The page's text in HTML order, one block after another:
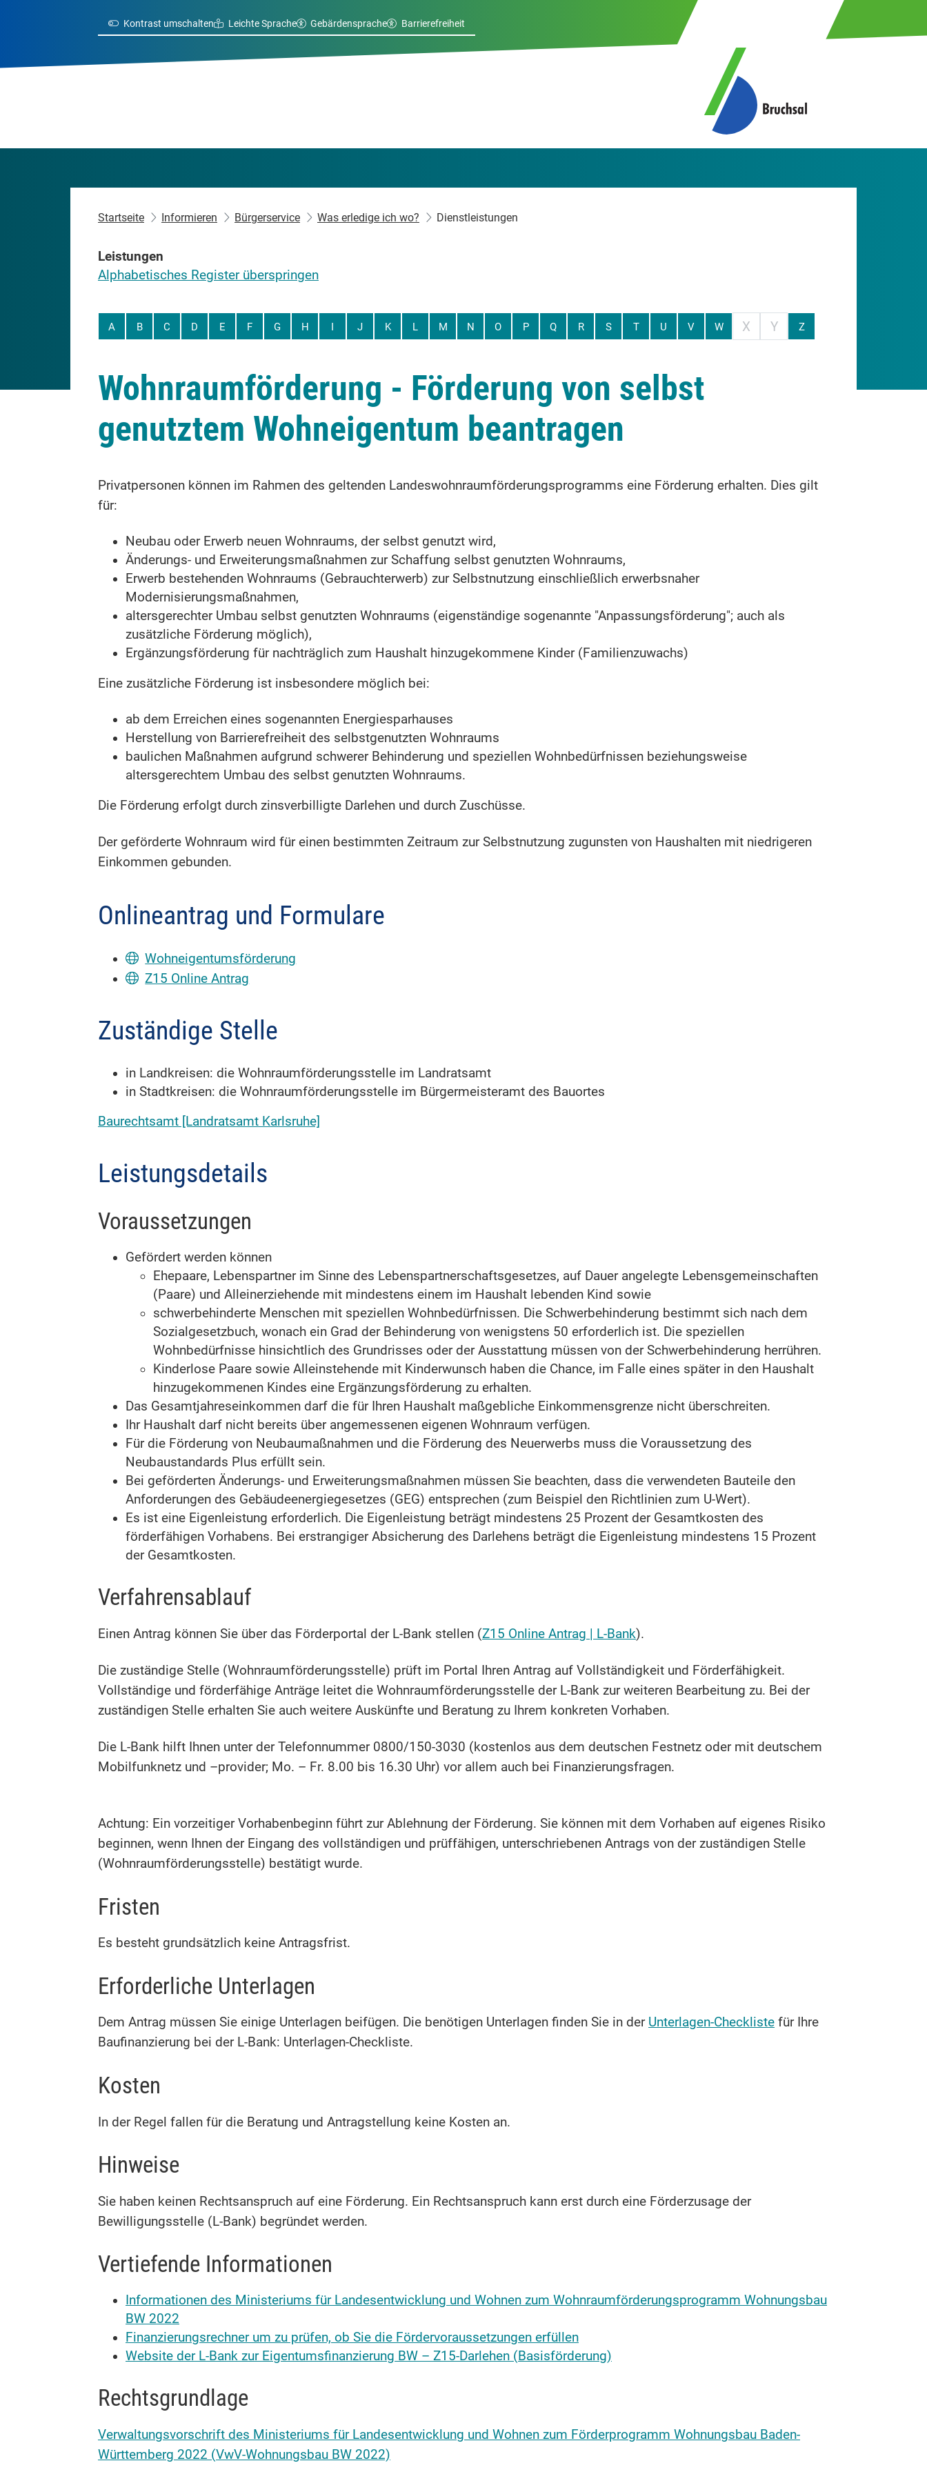
Kontrast umschalten Leichte Sprache Gebärdensprache Barrierefreiheit
Startseite Informieren Bürgerservice Was erledige ich wo? Dienstleistungen
Leistungen
Alphabetisches Register überspringen
A B C D E F G H I J K L M N O P Q R S T U V W X Y Z
Wohnraumförderung - Förderung von selbst
genutztem Wohneigentum beantragen
Privatpersonen können im Rahmen des geltenden Landeswohnraumförderungsprogramms eine Förderung erhalten. Dies gilt
für:
Neubau oder Erwerb neuen Wohnraums, der selbst genutzt wird,
Änderungs- und Erweiterungsmaßnahmen zur Schaffung selbst genutzten Wohnraums,
Erwerb bestehenden Wohnraums (Gebrauchterwerb) zur Selbstnutzung einschließlich erwerbsnaher
Modernisierungsmaßnahmen,
altersgerechter Umbau selbst genutzten Wohnraums (eigenständige sogenannte "Anpassungsförderung"; auch als
zusätzliche Förderung möglich),
Ergänzungsförderung für nachträglich zum Haushalt hinzugekommene Kinder (Familienzuwachs)
Eine zusätzliche Förderung ist insbesondere möglich bei:
ab dem Erreichen eines sogenannten Energiesparhauses
Herstellung von Barrierefreiheit des selbstgenutzten Wohnraums
baulichen Maßnahmen aufgrund schwerer Behinderung und speziellen Wohnbedürfnissen beziehungsweise
altersgerechtem Umbau des selbst genutzten Wohnraums.
Die Förderung erfolgt durch zinsverbilligte Darlehen und durch Zuschüsse.
Der geförderte Wohnraum wird für einen bestimmten Zeitraum zur Selbstnutzung zugunsten von Haushalten mit niedrigeren
Einkommen gebunden.
Onlineantrag und Formulare
Wohneigentumsförderung
Z15 Online Antrag
Zuständige Stelle
in Landkreisen: die Wohnraumförderungsstelle im Landratsamt
in Stadtkreisen: die Wohnraumförderungsstelle im Bürgermeisteramt des Bauortes
Baurechtsamt [Landratsamt Karlsruhe]
Leistungsdetails
Voraussetzungen
Gefördert werden können
Ehepaare, Lebenspartner im Sinne des Lebenspartnerschaftsgesetzes, auf Dauer angelegte Lebensgemeinschaften
(Paare) und Alleinerziehende mit mindestens einem im Haushalt lebenden Kind sowie
schwerbehinderte Menschen mit speziellen Wohnbedürfnissen. Die Schwerbehinderung bestimmt sich nach dem
Sozialgesetzbuch, wonach ein Grad der Behinderung von wenigstens 50 erforderlich ist. Die speziellen
Wohnbedürfnisse hinsichtlich des Grundrisses oder der Ausstattung müssen von der Schwerbehinderung herrühren.
Kinderlose Paare sowie Alleinstehende mit Kinderwunsch haben die Chance, im Falle eines später in den Haushalt
hinzugekommenen Kindes eine Ergänzungsförderung zu erhalten.
Das Gesamtjahreseinkommen darf die für Ihren Haushalt maßgebliche Einkommensgrenze nicht überschreiten.
Ihr Haushalt darf nicht bereits über angemessenen eigenen Wohnraum verfügen.
Für die Förderung von Neubaumaßnahmen und die Förderung des Neuerwerbs muss die Voraussetzung des
Neubaustandards Plus erfüllt sein.
Bei geförderten Änderungs- und Erweiterungsmaßnahmen müssen Sie beachten, dass die verwendeten Bauteile den
Anforderungen des Gebäudeenergiegesetzes (GEG) entsprechen (zum Beispiel den Richtlinien zum U-Wert).
Es ist eine Eigenleistung erforderlich. Die Eigenleistung beträgt mindestens 25 Prozent der Gesamtkosten des
förderfähigen Vorhabens. Bei erstrangiger Absicherung des Darlehens beträgt die Eigenleistung mindestens 15 Prozent
der Gesamtkosten.
Verfahrensablauf
Einen Antrag können Sie über das Förderportal der L-Bank stellen (Z15 Online Antrag | L-Bank).
Die zuständige Stelle (Wohnraumförderungsstelle) prüft im Portal Ihren Antrag auf Vollständigkeit und Förderfähigkeit.
Vollständige und förderfähige Anträge leitet die Wohnraumförderungsstelle der L-Bank zur weiteren Bearbeitung zu. Bei der
zuständigen Stelle erhalten Sie auch weitere Auskünfte und Beratung zu Ihrem konkreten Vorhaben.
Die L-Bank hilft Ihnen unter der Telefonnummer 0800/150-3030 (kostenlos aus dem deutschen Festnetz oder mit deutschem
Mobilfunknetz und –provider; Mo. – Fr. 8.00 bis 16.30 Uhr) vor allem auch bei Finanzierungsfragen.
Achtung: Ein vorzeitiger Vorhabenbeginn führt zur Ablehnung der Förderung. Sie können mit dem Vorhaben auf eigenes Risiko
beginnen, wenn Ihnen der Eingang des vollständigen und prüffähigen, unterschriebenen Antrags von der zuständigen Stelle
(Wohnraumförderungsstelle) bestätigt wurde.
Fristen
Es besteht grundsätzlich keine Antragsfrist.
Erforderliche Unterlagen
Dem Antrag müssen Sie einige Unterlagen beifügen. Die benötigen Unterlagen finden Sie in der Unterlagen-Checkliste für Ihre
Baufinanzierung bei der L-Bank: Unterlagen-Checkliste.
Kosten
In der Regel fallen für die Beratung und Antragstellung keine Kosten an.
Hinweise
Sie haben keinen Rechtsanspruch auf eine Förderung. Ein Rechtsanspruch kann erst durch eine Förderzusage der
Bewilligungsstelle (L-Bank) begründet werden.
Vertiefende Informationen
Informationen des Ministeriums für Landesentwicklung und Wohnen zum Wohnraumförderungsprogramm Wohnungsbau
BW 2022
Finanzierungsrechner um zu prüfen, ob Sie die Fördervoraussetzungen erfüllen
Website der L-Bank zur Eigentumsfinanzierung BW – Z15-Darlehen (Basisförderung)
Rechtsgrundlage
Verwaltungsvorschrift des Ministeriums für Landesentwicklung und Wohnen zum Förderprogramm Wohnungsbau Baden-
Württemberg 2022 (VwV-Wohnungsbau BW 2022)